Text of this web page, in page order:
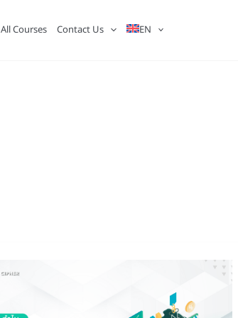
All Courses Contact Us EN